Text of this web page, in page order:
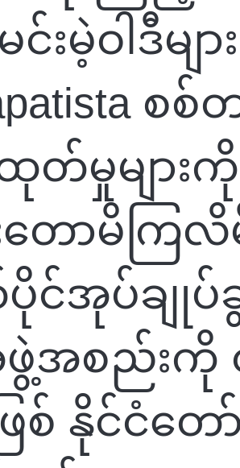
င်းမဲ့ဝါဒီ
စ
တ်မှုများ
တောမိကြ
အုပ်ချုပ်ခွ
အစည်းကို ထူ
စ် နိုင်ငံတေ